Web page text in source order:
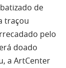
de
traçou
pelo
doado
a ArtCenter